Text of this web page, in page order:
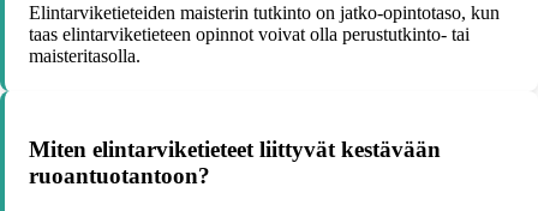
Elintarviketieteiden maisterin tutkinto on jatko-opintotaso, kun
taas elintarviketieteen opinnot voivat olla perustutkinto- tai
maisteritasolla.
Miten elintarviketieteet liittyvät kestävään
ruoantuotantoon?